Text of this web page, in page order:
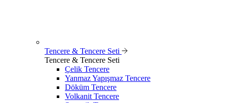
Tencere & Tencere Seti
Tencere & Tencere Seti
Çelik Tencere
Yanmaz Yapışmaz Tencere
Döküm Tencere
Volkanit Tencere